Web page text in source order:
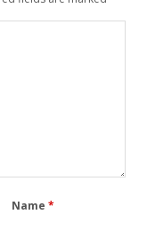
Name *